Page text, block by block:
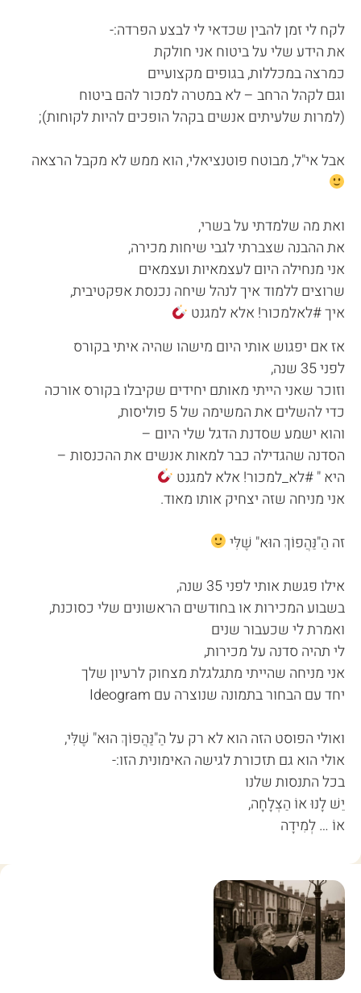
לקח לי זמן להבין שכדאי לי לבצע הפרדה:-
את הידע שלי על ביטוח אני חולקת
כמרצה במכללות, בגופים מקצועיים
וגם לקהל הרחב – לא במטרה למכור להם ביטוח
(למרות שלעיתים אנשים בקהל הופכים להיות לקוחות);
אבל אי"ל, מבוטח פוטנציאלי, הוא ממש לא מקבל הרצאה
ואת מה שלמדתי על בשרי,
את ההבנה שצברתי לגבי שיחות מכירה,
אני מנחילה היום לעצמאיות ועצמאים
שרוצים ללמוד איך לנהל שיחה נכנסת אפקטיבית,
איך #לאלמכור! אלא למגנט
אז אם יפגוש אותי היום מישהו שהיה איתי בקורס
לפני 35 שנה,
וזוכר שאני הייתי מאותם יחידים שקיבלו בקורס אורכה
כדי להשלים את המשימה של 5 פוליסות,
והוא ישמע שסדנת הדגל שלי היום –
הסדנה שהגדילה כבר למאות אנשים את ההכנסות –
היא " #לא_למכור! אלא למגנט
אני מניחה שזה יצחיק אותו מאוד.
זה הַ"נַּהֲפוֹךְ הוּא" שֶׁלִּי
אילו פגשת אותי לפני 35 שנה,
בשבוע המכירות או בחודשים הראשונים שלי כסוכנת,
ואמרת לי שכעבור שנים
לי תהיה סדנה על מכירות,
אני מניחה שהייתי מתגלגלת מצחוק לרעיון שלך
יחד עם הבחור בתמונה שנוצרה עם Ideogram
ואולי הפוסט הזה הוא לא רק על הַ"נַּהֲפוֹךְ הוּא" שֶׁלִּי,
אולי הוא גם תזכורת לגישה האימונית הזו:-
בכל התנסות שלנו
יֵשׁ לָנוּ אוֹ הַצְלָחָה,
אוֹ … לְמִידָה